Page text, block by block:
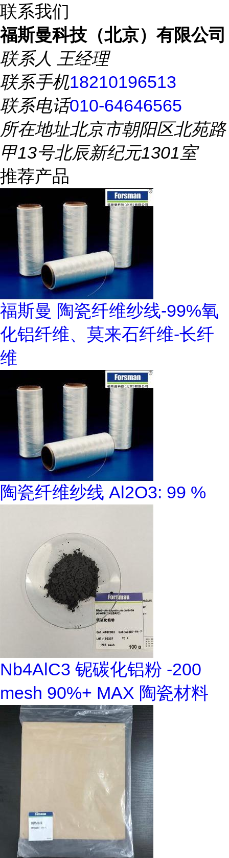
联系我们
福斯曼科技（北京）有限公司
联系人 王经理
联系手机18210196513
联系电话010-64646565
所在地址北京市朝阳区北苑路
甲13号北辰新纪元1301室
推荐产品
福斯曼 陶瓷纤维纱线-99%氧
化铝纤维、莫来石纤维-长纤
维
陶瓷纤维纱线 Al2O3: 99 %
Nb4AlC3 铌碳化铝粉 -200
mesh 90%+ MAX 陶瓷材料